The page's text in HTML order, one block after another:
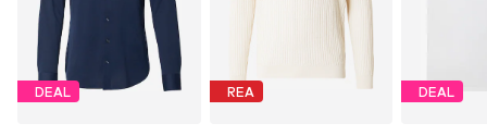
DEAL REA DEAL